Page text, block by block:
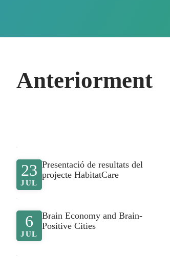
Anteriorment
23
JUL
Presentació de resultats del
projecte HabitatCare
6
JUL
Brain Economy and Brain-
Positive Cities